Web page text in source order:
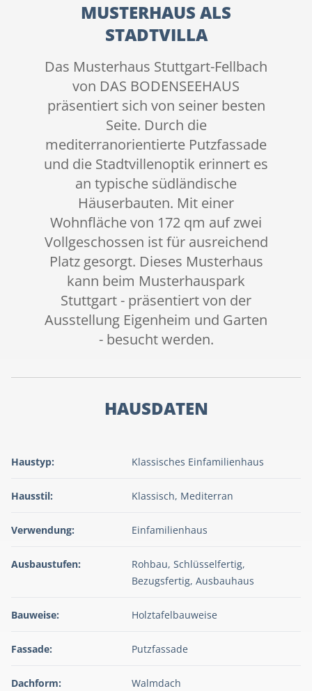
MUSTERHAUS ALS
STADTVILLA
Das Musterhaus Stuttgart-Fellbach
von DAS BODENSEEHAUS
präsentiert sich von seiner besten
Seite. Durch die
mediterranorientierte Putzfassade
und die Stadtvillenoptik erinnert es
an typische südländische
Häuserbauten. Mit einer
Wohnfläche von 172 qm auf zwei
Vollgeschossen ist für ausreichend
Platz gesorgt. Dieses Musterhaus
kann beim Musterhauspark
Stuttgart - präsentiert von der
Ausstellung Eigenheim und Garten
- besucht werden.
HAUSDATEN
Haustyp: Klassisches Einfamilienhaus
Hausstil: Klassisch, Mediterran
Verwendung: Einfamilienhaus
Ausbaustufen:
Rohbau, Schlüsselfertig,
Bezugsfertig, Ausbauhaus
Bauweise: Holztafelbauweise
Fassade: Putzfassade
Dachform: Walmdach